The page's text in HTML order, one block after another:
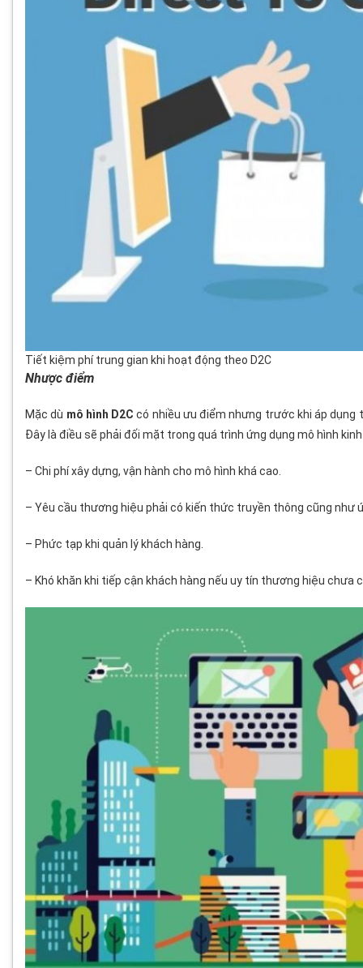
Tiết kiệm phí trung gian khi hoạt động theo D2C
Nhược điểm
Mặc dù mô hình D2C có nhiều ưu điểm nhưng trước khi áp dụng
Đây là điều sẽ phải đối mặt trong quá trình ứng dụng mô hình kinh
– Chi phí xây dựng, vận hành cho mô hình khá cao.
– Yêu cầu thương hiệu phải có kiến thức truyền thông cũng như
– Phức tạp khi quản lý khách hàng.
– Khó khăn khi tiếp cận khách hàng nếu uy tín thương hiệu chưa